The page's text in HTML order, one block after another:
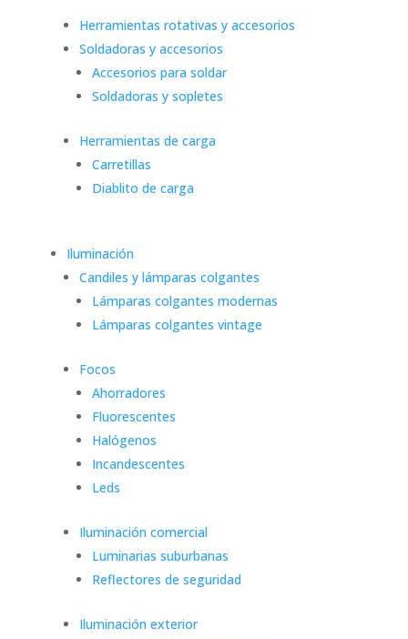
Herramientas rotativas y accesorios
Soldadoras y accesorios
Accesorios para soldar
Soldadoras y sopletes
Herramientas de carga
Carretillas
Diablito de carga
Iluminación
Candiles y lámparas colgantes
Lámparas colgantes modernas
Lámparas colgantes vintage
Focos
Ahorradores
Fluorescentes
Halógenos
Incandescentes
Leds
Iluminación comercial
Luminarias suburbanas
Reflectores de seguridad
Iluminación exterior